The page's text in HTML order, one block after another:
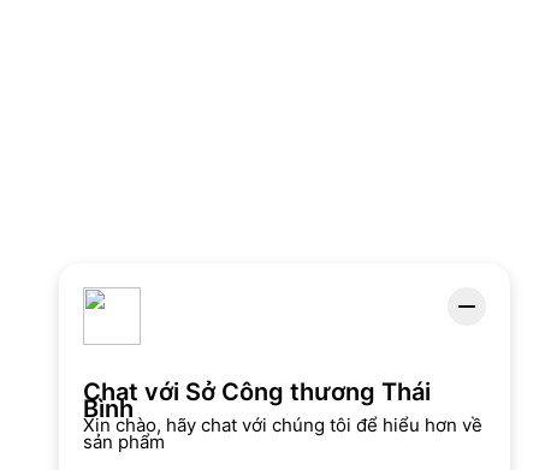
Chat với Sở Công thương Thái
Bình
Xin chào, hãy chat với chúng tôi để hiểu hơn về
sản phẩm